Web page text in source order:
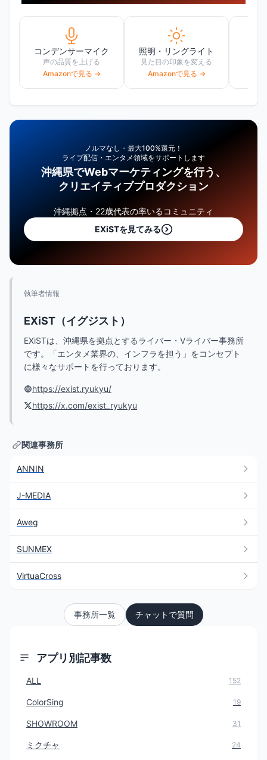
コンデンサーマイク
声の品質を上げる
Amazonで見る →
照明・リングライト
見た目の印象を変える
Amazonで見る →
ノルマなし・最大100%還元！
ライブ配信・エンタメ領域をサポートします
沖縄県でWebマーケティングを行う、
クリエイティブプロダクション
沖縄拠点・22歳代表の率いるコミュニティ
EXiSTを見てみる
執筆者情報
EXiST（イグジスト）
EXiSTは、沖縄県を拠点とするライバー・Vライバー事務所
です。「エンタメ業界の、インフラを担う」をコンセプト
に様々なサポートを行っております。
https://exist.ryukyu/
https://x.com/exist_ryukyu
関連事務所
ANNIN
J-MEDIA
Aweg
SUNMEX
VirtuaCross
事務所一覧 チャットで質問
アプリ別記事数
ALL 152
ColorSing 19
SHOWROOM 31
ミクチャ 24